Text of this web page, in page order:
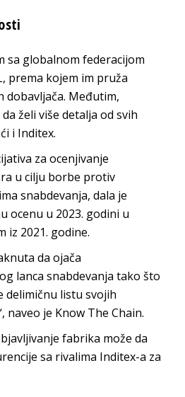
sa globalnom federacijom
prema kojem im pruža
dobavljača. Međutim,
želi više detalja od svih
i Inditex.
za ocenjivanje
u cilju borbe protiv
snabdevanja, dala je
ocenu u 2023. godini u
iz 2021. godine.
da ojača
lanca snabdevanja tako što
delimičnu listu svojih
naveo je Know The Chain.
fabrika može da
sa rivalima Inditex-a za